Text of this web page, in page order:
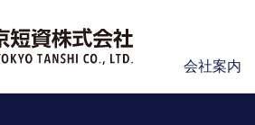
会社案内